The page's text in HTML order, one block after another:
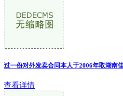
过一份对外发卖合同本人于2006年取湖南
查看详情